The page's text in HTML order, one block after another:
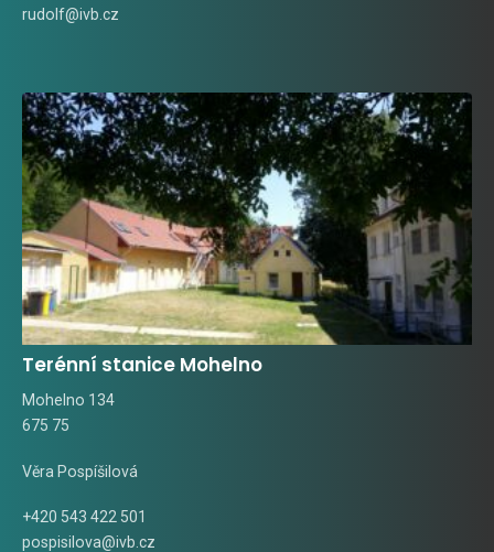
rudolf@ivb.cz
Terénní stanice Mohelno
Mohelno 134
675 75
Věra Pospíšilová
+420 543 422 501
pospisilova@ivb.cz